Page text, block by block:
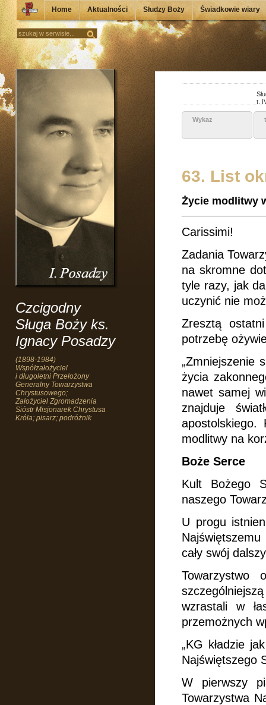
Home Aktualności Słudzy Boży Świadkowie wiary
Czcigodny
Sługa Boży ks.
Ignacy Posadzy
(1898-1984)
Współzałożyciel
i długoletni Przełożony
Generalny Towarzystwa
Chrystusowego;
Założyciel Zgromadzenia
Sióstr Misjonarek Chrystusa
Króla; pisarz; podróżnik
t.
Wykaz
63. List
Życie modlitwy
Carissimi!
Zadania
na skromne
tyle razy, jak
uczynić nie
Zresztą
potrzebę
„Zmniejszenie
życia
nawet samej
znajduje
modlitwy na
Boże Serce
Kult Bożego
naszego
U progu
cały swój
Towarzystwo
wzrastali w
przemożnych
„KG kładzie
Najświętszego
W pierwszy
Towarzystwa